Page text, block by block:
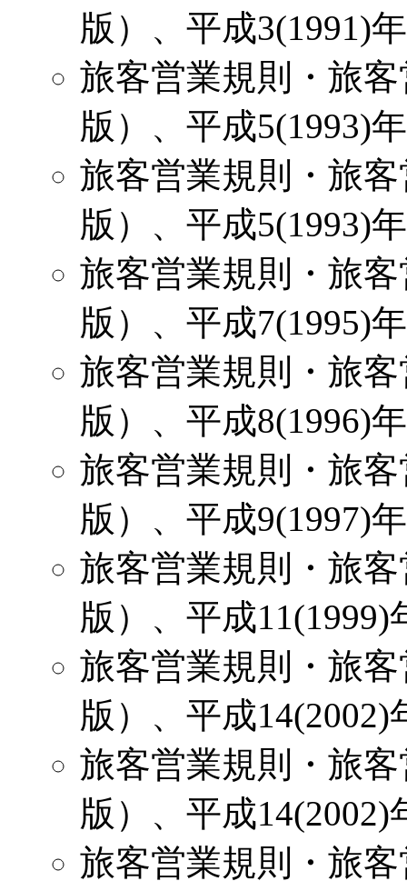
版）、平成3(1991)
旅客営業規則・旅
版）、平成5(1993)
旅客営業規則・旅
版）、平成5(1993)
旅客営業規則・旅
版）、平成7(1995)
旅客営業規則・旅
版）、平成8(1996)
旅客営業規則・旅
版）、平成9(1997)
旅客営業規則・旅
版）、平成11(1999)
旅客営業規則・旅
版）、平成14(2002)
旅客営業規則・旅
版）、平成14(2002)
旅客営業規則・旅